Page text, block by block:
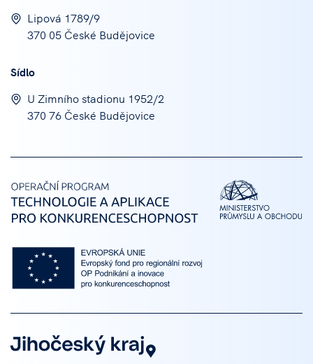
Lipová 1789/9
370 05 České Budějovice
Sídlo
U Zimního stadionu 1952/2
370 76 České Budějovice